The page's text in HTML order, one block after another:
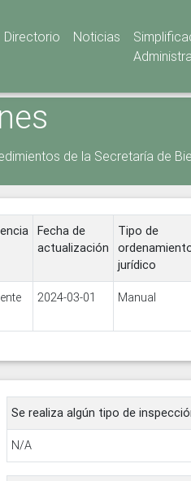
Directorio Noticias
de la Secretaría de
Fecha de
actualización
Tipo de
jurídico
2024-03-01 Manual
Se realiza algún tipo de
N/A